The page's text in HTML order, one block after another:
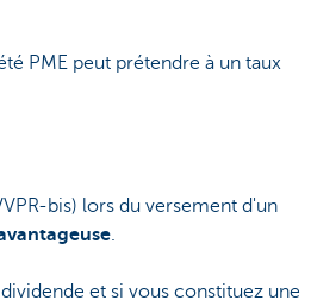
PME peut prétendre à un taux
bis) lors du versement d'un
.
et si vous constituez une